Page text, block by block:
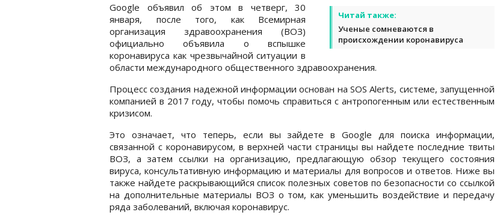
Читай также:
Ученые сомневаются в
происхождении коронавируса
Google объявил об этом в четверг, 30
января, после того, как Всемирная
организация здравоохранения (ВОЗ)
официально объявила о вспышке
коронавируса как чрезвычайной ситуации в
области международного общественного здравоохранения.
Процесс создания надежной информации основан на SOS Alerts, системе, запущенной
компанией в 2017 году, чтобы помочь справиться с антропогенным или естественным
кризисом.
Это означает, что теперь, если вы зайдете в Google для поиска информации,
связанной с коронавирусом, в верхней части страницы вы найдете последние твиты
ВОЗ, а затем ссылки на организацию, предлагающую обзор текущего состояния
вируса, консультативную информацию и материалы для вопросов и ответов. Ниже вы
также найдете раскрывающийся список полезных советов по безопасности со ссылкой
на дополнительные материалы ВОЗ о том, как уменьшить воздействие и передачу
ряда заболеваний, включая коронавирус.